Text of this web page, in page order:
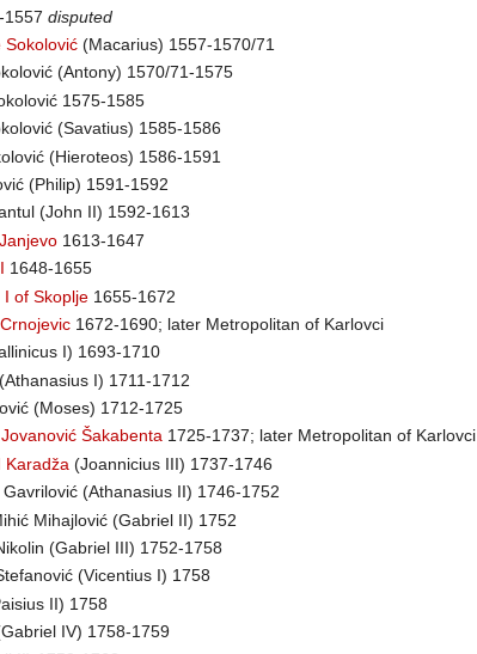
1557disputed
Sokolović (Macarius) 1557-1570/71
(Antony) 1570/71-1575
1575-1585
(Savatius) 1585-1586
(Hieroteos) 1586-1591
(Philip) 1591-1592
(John II) 1592-1613
1613-1647
1648-1655
I of Skoplje 1655-1672
1672-1690; later Metropolitan of Karlovci
I) 1693-1710
I) 1711-1712
(Moses) 1712-1725
Šakabenta 1725-1737; later Metropolitan of Karlovci
Karadža (Joannicius III) 1737-1746
(Athanasius II) 1746-1752
Mihajlović (Gabriel II) 1752
(Gabriel III) 1752-1758
(Vicentius I) 1758
II) 1758
IV) 1758-1759